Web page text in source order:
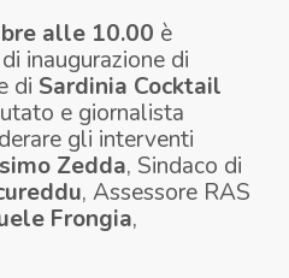
alle 10.00 è
inaugurazione di
di Sardinia Cocktail
e giornalista
gli interventi
Zedda, Sindaco di
, Assessore RAS
Frongia,